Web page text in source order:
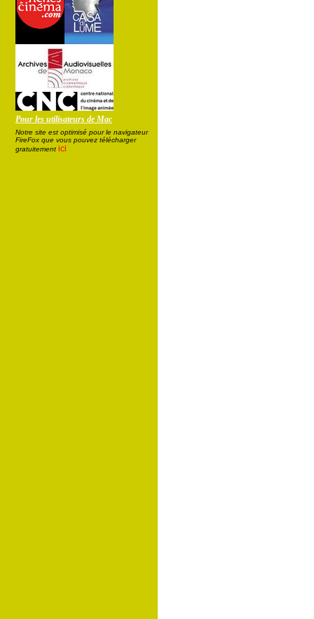
Pour les utilisateurs de Mac
Notre site est optimisé pour le navigateur
FireFox que vous pouvez télécharger
gratuitement ici